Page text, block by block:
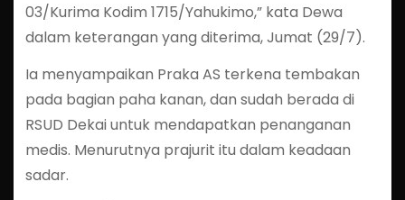
03/Kurima Kodim 1715/Yahukimo,” kata Dewa
dalam keterangan yang diterima, Jumat (29/7).
Ia menyampaikan Praka AS terkena tembakan
pada bagian paha kanan, dan sudah berada di
RSUD Dekai untuk mendapatkan penanganan
medis. Menurutnya prajurit itu dalam keadaan
sadar.